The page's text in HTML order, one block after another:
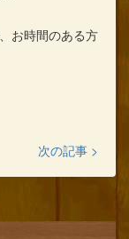
お時間のある方
次の記事 >